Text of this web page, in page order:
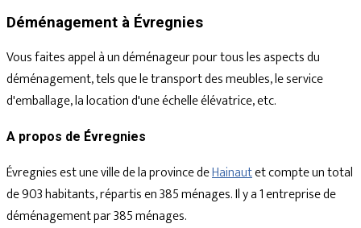
Déménagement à Évregnies
Vous faites appel à un déménageur pour tous les aspects du
déménagement, tels que le transport des meubles, le service
d'emballage, la location d'une échelle élévatrice, etc.
A propos de Évregnies
Évregnies est une ville de la province deHainautet compte un total
de 903 habitants, répartis en 385 ménages. Il y a 1 entreprise de
déménagement par 385 ménages.